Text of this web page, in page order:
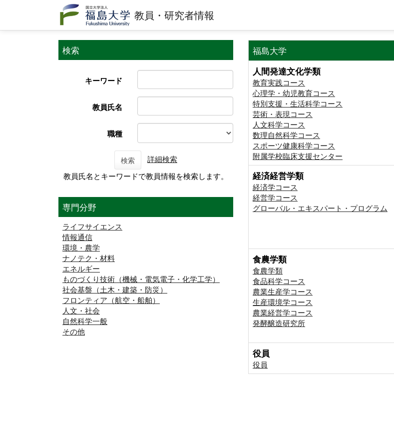
教員・研究者情報
検索
キーワード
教員氏名
職種
検索
詳細検索
教員氏名とキーワードで教員情報を検索します。
専門分野
ライフサイエンス
情報通信
環境・農学
ナノテク・材料
エネルギー
ものづくり技術（機械・電気電子・化学工学）
社会基盤（土木・建築・防災）
フロンティア（航空・船舶）
人文・社会
自然科学一般
その他
福島大学
人間発達文化学類
教育実践コース
心理学・幼児教育コース
特別支援・生活科学コース
芸術・表現コース
人文科学コース
数理自然科学コース
スポーツ健康科学コース
附属学校臨床支援センター
経済経営学類
経済学コース
経営学コース
グローバル・エキスパート・プログラム
食農学類
食農学類
食品科学コース
農業生産学コース
生産環境学コース
農業経営学コース
発酵醸造研究所
役員
役員